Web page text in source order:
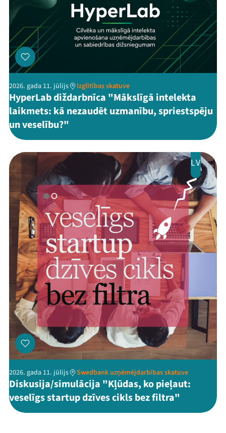
2026. gada 11. jūlijs Izglītības skatuve
HyperLab diždarbnīca "Mākslīgā intelekta
laikmets: kā nezaudēt uzmanību, spriestspēju
un veselību?"
LV
2026. gada 11. jūlijs Swedbank uzņēmējdarbības skatuve
Diskusija/simulācija "Kļūdas, ko pieļaut:
veselīgs startup dzīves cikls bez filtra"